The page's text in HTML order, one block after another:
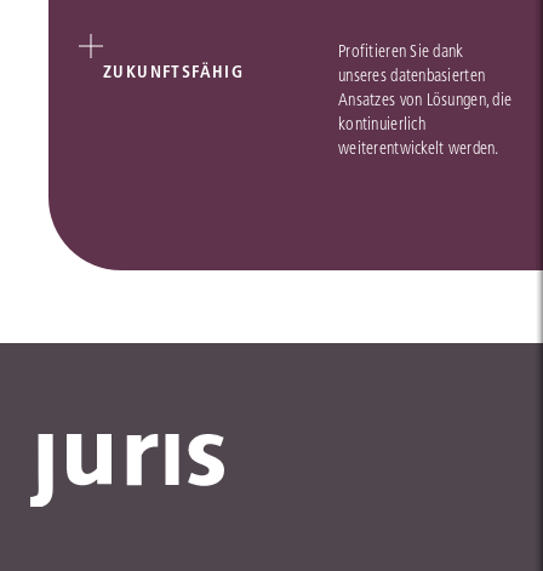
ZUKUNFTSFÄHIG
Profitieren Sie dank
unseres datenbasierten
Ansatzes von Lösungen, die
kontinuierlich
weiterentwickelt werden.